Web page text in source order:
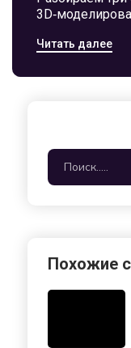
Узнайте их
Читать далее
Похожие